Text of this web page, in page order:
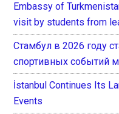
Embassy of
visit by students from
Стамбул в 2026 году
спортивных событий
İstanbul Continues Its
Events